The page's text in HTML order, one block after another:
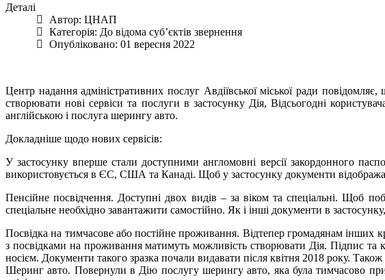
Деталі
Автор: ЦНАП
Категорія: До відома суб’єктів звернення
Опубліковано: 01 вересня 2022
Центр надання адміністративних послуг Авдіївської міської ради
створювати нові сервіси та послуги в застосунку Дія, Відсьогодні
англійською і послуга шерингу авто.
Докладніше щодо нових сервісів:
У застосунку вперше стали доступними англомовні версії закордонного
використовується в ЄС, США та Канаді. Щоб у застосунку документи
Пенсійне посвідчення. Доступні двох видів – за віком та спеціальні. Щоб
спеціальне необхідно завантажити самостійно. Як і інші документи в
Посвідка на тимчасове або постійне проживання. Відтепер громадянам інших
з посвідками на проживання матимуть можливість створювати Дія. Підпис та
носієм. Документи такого зразка почали видавати після квітня 2018 року.
Шеринг авто. Повернули в Дію послугу шерингу авто, яка була тимчасово